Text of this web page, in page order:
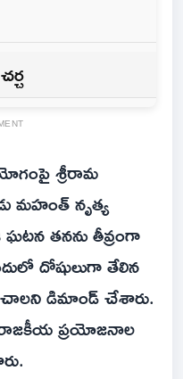
శ్రీరామ
మహంత్‌ నృత్య
తనను తీవ్రంగా
దోషులుగా తేలిన
డిమాండ్‌ చేశారు.
ప్రయోజనాల